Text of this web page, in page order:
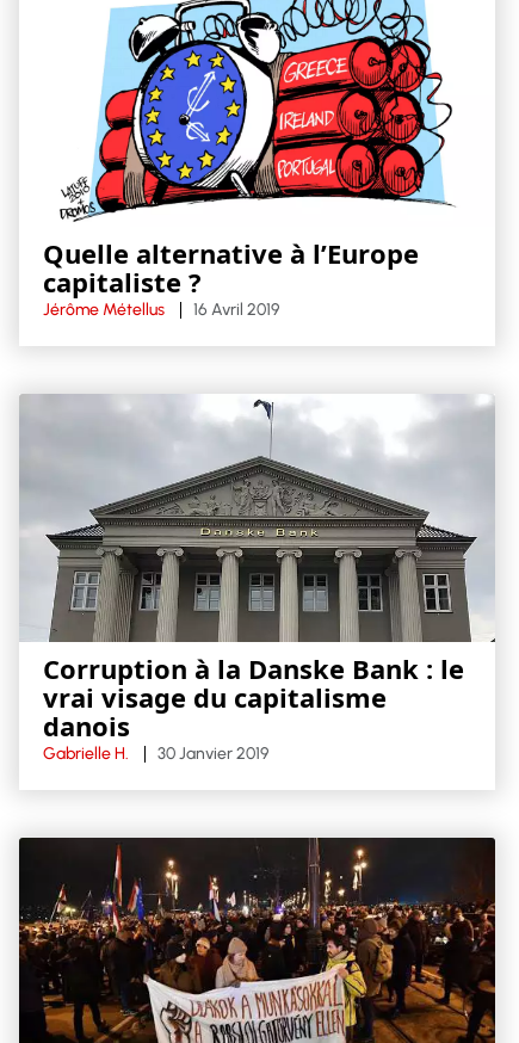
Quelle alternative à l’Europe
capitaliste ?
Jérôme Métellus 16 Avril 2019
Corruption à la Danske Bank : le
vrai visage du capitalisme
danois
Gabrielle H. 30 Janvier 2019